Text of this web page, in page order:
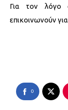
Για τον λόγο
επικοινωνούν
0